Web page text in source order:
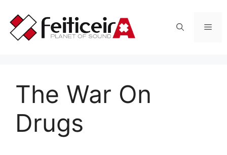
contenido
The War On
Drugs